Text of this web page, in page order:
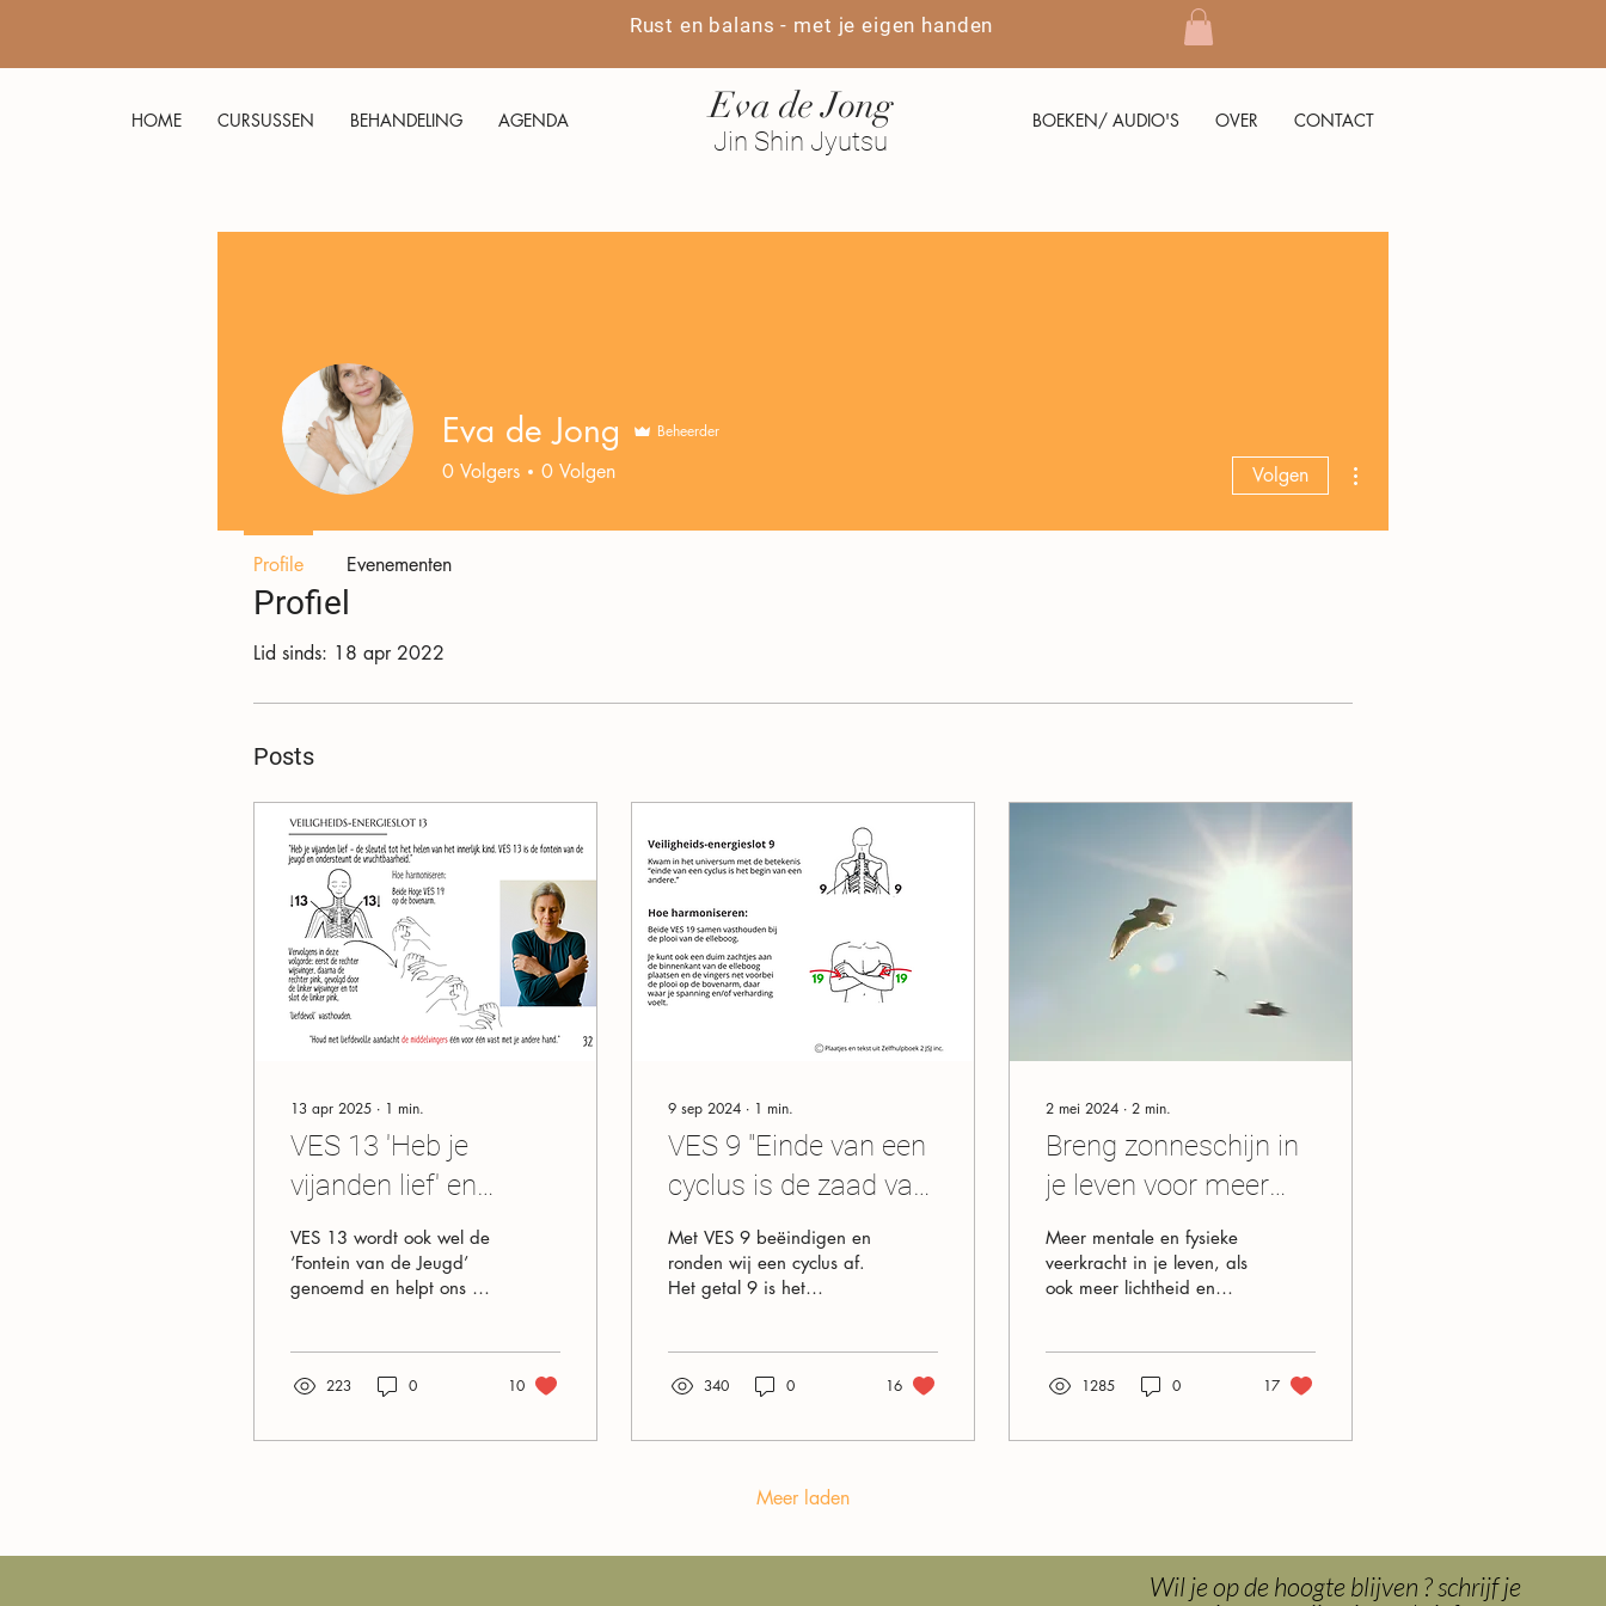
Rust en balans - met je eigen handen
HOME CURSUSSEN BEHANDELING AGENDA Eva de Jong
Jin Shin Jyutsu
BOEKEN/ AUDIO'S OVER CONTACT
Profiel
Lid sinds: 18 apr 2022
Posts
13 apr 2025 ∙ 1 min.
VES 13 'Heb je
vijanden lief' en
'heling van het
innerlijk kind'
VES 13 wordt ook wel de
‘Fontein van de Jeugd’
genoemd en helpt ons om
223 0 10
9 sep 2024 ∙ 1 min.
VES 9 "Einde van een
cyclus is de zaad van
een nieuw begin"
Met VES 9 beëindigen en
ronden wij een cyclus af.
Het getal 9 is het
340 0 16
2 mei 2024 ∙ 2 min.
Breng zonneschijn in
je leven voor meer
lichtheid en vreugde
en meer energie -
door de Miltstroom!
Meer mentale en fysieke
veerkracht in je leven, als
ook meer lichtheid en
1285 0 17
Meer laden
Eva de Jong Beheerder
0 Volgers 0 Volgen Volgen
Profile Evenementen
Wil je op de hoogte blijven ? schrijf je